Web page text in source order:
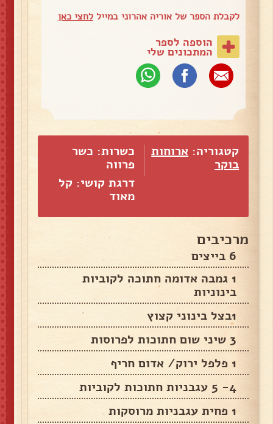
לקבלת הספר של אוריה אהרוני במייללחצי כאן
הוספה לספר
המתכונים שלי
קטגוריה: ארוחות
בוקר
כשרות: כשר
פרווה
דרגת קושי: קל
מאוד
מרכיבים
6 בייצים
1 גמבה אדומה חתוכה לקוביות
בינוניות
1בצל בינוני קצוץ
3 שיני שום חתוכות לפרוסות
1 פלפל ירוק/ אדום חריף
4- 5 עגבניות חתוכות לקוביות
1 פחית עגבניות מרוסקות